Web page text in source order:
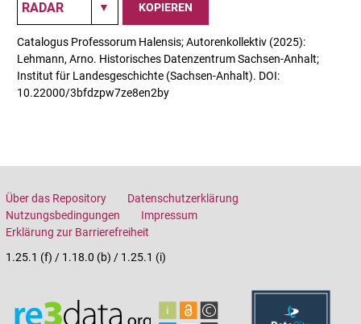
KOPIEREN
Catalogus Professorum Halensis; Autorenkollektiv (2025):
Lehmann, Arno. Historisches Datenzentrum Sachsen-Anhalt;
Institut für Landesgeschichte (Sachsen-Anhalt). DOI:
10.22000/3bfdzpw7ze8en2by
Über das Repository
Datenschutzerklärung
Nutzungsbedingungen
Impressum
Erklärung zur Barrierefreiheit
1.25.1 (f) / 1.18.0 (b) / 1.25.1 (i)